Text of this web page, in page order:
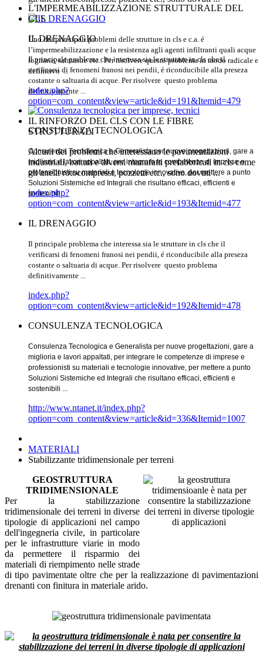
IL DRENAGGIO
Il principale problema che interessa sia le strutture in cls che il
verificarsi di fenomeni franosi nei pendii, é riconducibile alla preseza
costante o saltuaria di acque. Per risolvere questo problema
definitivamente ...
CONSULENZA TECNOLOGICA
Consulenza Tecnologica e Generalista per nuove progettazioni, gare a
miglioria e lavori appaltati, per integrare le competenze di imprese e
professionisti su materiali e tecnologie innovative, per mettere a punto
Soluzioni Sistemiche ed Integrali che risultano efficaci, efficienti e
sostenibili ...
L'IMPERMEABILIZZAZIONE STRUTTURALE DEL
CLS
Uno dei principali problemi delle strutture in cls e c.a. é
l’impermeabilizzazione e la resistenza agli agenti infiltranti quali acque
fognarie, salmastre etc.. Per risolvere questo problema in modo radicale e
definitivo ...
index.php?
option=com_content&view=article&id=191&Itemid=479
IL RINFORZO DEL CLS CON LE FIBRE
STRUTTURALI
Alcuni dei problemi che interessano le pavimentazioni
industriali, battuti e diversi manufatti prefabbricati in cls come
gli anelli rotocompressi, pozzetti etc., sono dovuti ...
index.php?
option=com_content&view=article&id=193&Itemid=477
IL DRENAGGIO
Il principale problema che interessa sia le strutture in cls che il
verificarsi di fenomeni franosi nei pendii, é riconducibile alla preseza
costante o saltuaria di acque. Per risolvere questo problema
definitivamente ...
index.php?
option=com_content&view=article&id=192&Itemid=478
CONSULENZA TECNOLOGICA
Consulenza Tecnologica e Generalista per nuove progettazioni, gare a
miglioria e lavori appaltati, per integrare le competenze di imprese e
professionisti su materiali e tecnologie innovative, per mettere a punto
Soluzioni Sistemiche ed Integrali che risultano efficaci, efficienti e
sostenibili ...
http://www.ntanet.it/index.php?
option=com_content&view=article&id=336&Itemid=1007
MATERIALI
Stabilizzante tridimensionale per terreni
GEOSTRUTTURA
TRIDIMENSIONALE
Per la stabilizzazione
tridimensionale dei terreni in diverse
tipologie di applicazioni nel campo
dell'ingegneria civile, in particolare
per le infrastrutture viarie in modo
da permettere il risparmio dei
materiali di riempimento nelle strade
di tipo pavimentate oltre che per la realizzazione di pavimentazioni
drenanti con finitura in materiale arido.